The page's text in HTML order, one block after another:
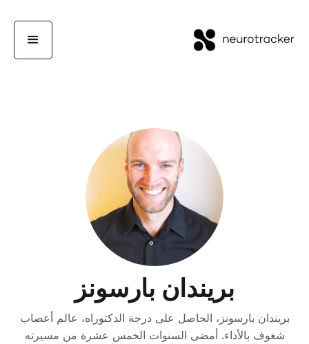
بريندان بارسونز
بريندان بارسونز، الحاصل على درجة الدكتوراه، عالم أعصاب
شغوف بالأداء. أمضى السنوات الخمس عشرة من مسيرته